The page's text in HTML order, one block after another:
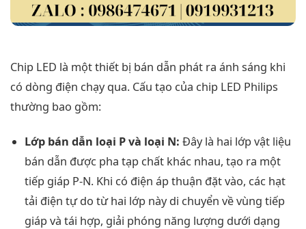
Chip LED là một thiết bị bán dẫn phát ra ánh sáng khi
có dòng điện chạy qua. Cấu tạo của chip LED Philips
thường bao gồm:
Lớp bán dẫn loại P và loại N: Đây là hai lớp vật liệu
bán dẫn được pha tạp chất khác nhau, tạo ra một
tiếp giáp P-N. Khi có điện áp thuận đặt vào, các hạt
tải điện tự do từ hai lớp này di chuyển về vùng tiếp
giáp và tái hợp, giải phóng năng lượng dưới dạng